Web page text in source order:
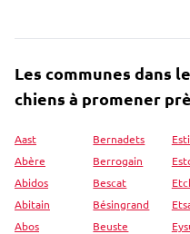
Les communes dans
chiens à promener
Aast
Abère
Abidos
Abitain
Abos
Bernadets
Berrogain
Bescat
Bésingrand
Beuste